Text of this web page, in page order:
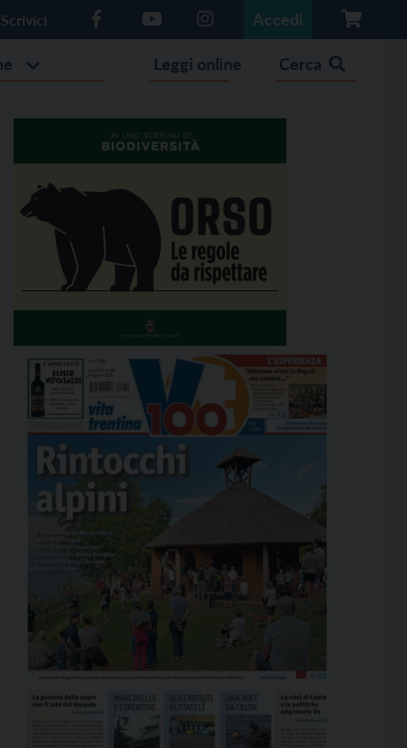
Scrivici Accedi
Leggi online Cerca